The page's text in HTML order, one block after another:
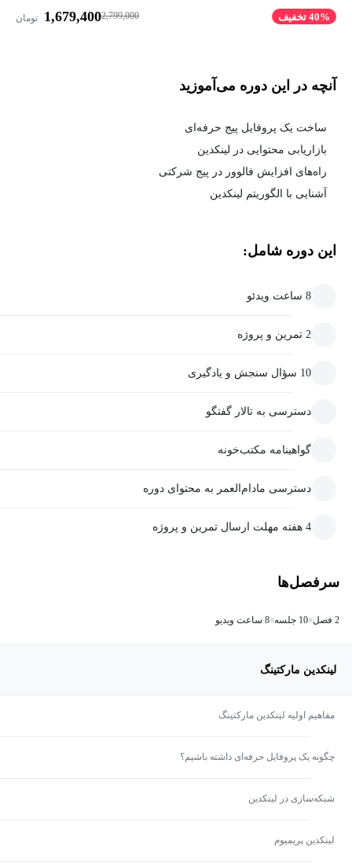
40% تخفیف 2,799,000
1,679,400 تومان
آنچه در این دوره می‌آموزید
ساخت یک پروفایل پیج حرفه‌ای
بازاریابی محتوایی در لینکدین
راه‌های افزایش فالوور در پیج شرکتی
آشنایی با الگوریتم لینکدین
این دوره شامل:
8 ساعت ویدئو
2 تمرین و پروژه
10 سؤال سنجش و یادگیری
دسترسی به تالار گفتگو
گواهینامه مکتب‌خونه
دسترسی مادام‌العمر به محتوای دوره
4 هفته مهلت ارسال تمرین و پروژه
سرفصل‌ها
2 فصل 10 جلسه 8 ساعت ویدیو
لینکدین مارکتینگ
مفاهیم اولیه لینکدین مارکتینگ
چگونه یک پروفایل حرفه‌ای داشته باشیم؟
شبکه‌سازی در لینکدین
لینکدین پریمیوم